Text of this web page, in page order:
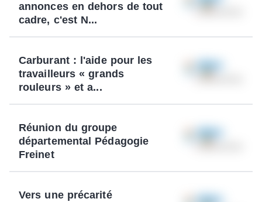
annonces en dehors de tout
cadre, c'est N...
Carburant : l'aide pour les
travailleurs « grands
rouleurs » et a...
Réunion du groupe
départemental Pédagogie
Freinet
Vers une précarité